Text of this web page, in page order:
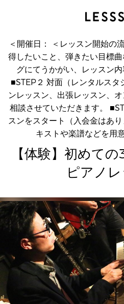
【体験】初めての30
＜開催日： ＜レッスン開始の
得したいこと、弾きたい目標
グにてうかがい、レッスン内
■STEP２ 対面（レンタルスタ
ンレッスン、出張レッスン、
相談させていただきます。
スンをスタート（入会金はあ
キストや楽譜などを用
【体験】初めて
ピアノ